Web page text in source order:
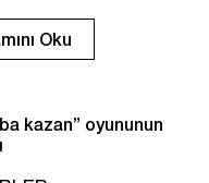
stadyumda büyük bir
???? Ona son
maçı sırasında bir eylem
2️⃣0️⃣e adresinde portresi
Oku
kazan” oyununun